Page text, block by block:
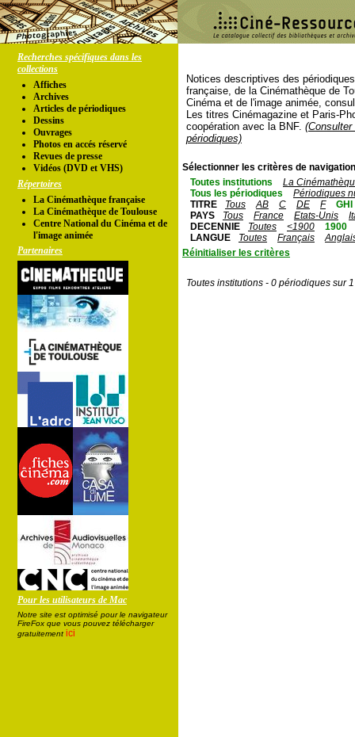
Recherches spécifiques dans les
collections
Affiches
Archives
Articles de périodiques
Dessins
Ouvrages
Photos en accés réservé
Revues de presse
Vidéos (DVD et VHS)
Répertoires
La Cinémathèque française
La Cinémathèque de Toulouse
Centre National du Cinéma et de
l'image animée
Partenaires
Pour les utilisateurs de Mac
Notre site est optimisé pour le navigateur
FireFox que vous pouvez télécharger
gratuitement ici
Notices descriptives des
française, de la Cinémathèque de
Cinéma et de l'image animée,
Les titres Cinémagazine et Paris-
coopération avec la BNF.
périodiques)
Sélectionner les critères de
Toutes institutions
La
Tous les périodiques
Périodiques
TITRE
Tous AB C DE F
GHI
PAYS
Tous France Etats-Unis
DECENNIE
Toutes <1900
1900
LANGUE
Toutes Français
Réinitialiser les critères
Toutes institutions - 0 périodiques sur